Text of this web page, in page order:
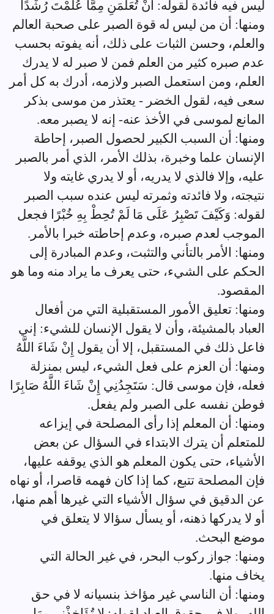
ليس فيه فائدة لقوله: أَنْ تُعَلِّمَنِ مِمَّا عُلِّمْتَ رُشْدًا
ومنها: أن من ليس له قوة الصبر على صحبة العالم
والعلم، وحسن الثبات على ذلك، أنه يفوته بحسب
عدم صبره كثير من العلم فمن لا صبر له لا يدرك
العلم، ومن استعمل الصبر ولازمه، أدرك به كل أمر
سعى فيه، لقول الخضر - يعتذر من موسى بذكر
المانع لموسى في الأخذ عنه- إنه لا يصبر معه.
ومنها: أن السبب الكبير لحصول الصبر، إحاطة
الإنسان علما وخبرة، بذلك الأمر، الذي أمر بالصبر
عليه، وإلا فالذي لا يدريه، أو لا يدري غايته ولا
نتيجته، ولا فائدته وثمرته ليس عنده سبب الصبر
لقوله: وَكَيْفَ تَصْبِرُ عَلَى مَا لَمْ تُحِطْ بِهِ خُبْرًا فجعل
الموجب لعدم صبره، وعدم إحاطته خبرا بالأمر.
ومنها: الأمر بالتأني والتثبت، وعدم المبادرة إلى
الحكم على الشيء، حتى يعرف ما يراد منه وما هو
المقصود.
ومنها: تعليق الأمور المستقبلية التي من أفعال
العباد بالمشيئة، وأن لا يقول الإنسان للشيء: إني
فاعل ذلك في المستقبل، إلا أن يقول إِنْ شَاءَ اللَّهُ
ومنها: أن العزم على فعل الشيء، ليس بمنزلة
فعله، فإن موسى قال: سَتَجِدُنِي إِنْ شَاءَ اللَّهُ صَابِرًا
فوطن نفسه على الصبر ولم يفعل.
ومنها: أن المعلم إذا رأى المصلحة في إيزاعه
للمتعلم أن يترك الابتداء في السؤال عن بعض
الأشياء، حتى يكون المعلم هو الذي يوقفه عليها،
فإن المصلحة تتبع، كما إذا كان فهمه قاصرا، أو نهاه
عن الدقيق في سؤال الأشياء التي غيرها أهم منها،
أو لا يدركها ذهنه، أو يسأل سؤالا لا يتعلق في
موضع البحث.
ومنها: جواز ركوب البحر، في غير الحالة التي
يخاف منها.
ومنها: أن الناسي غير مؤاخذ بنسيانه لا في حق